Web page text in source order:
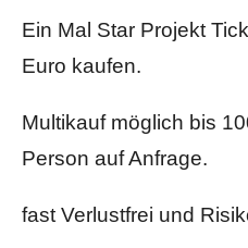
Ein Mal Star Projekt
Euro kaufen.
Multikauf möglich bis
Person auf Anfrage.
fast Verlustfrei und